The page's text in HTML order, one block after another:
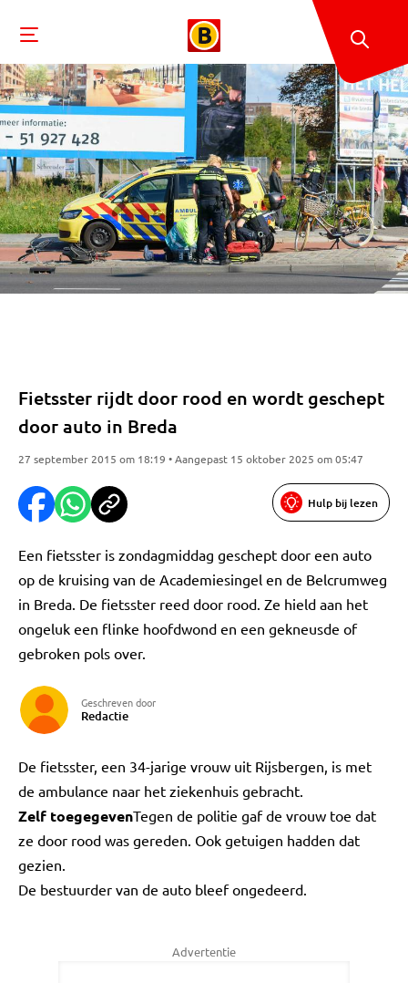
Fietsster rijdt door rood en wordt geschept
door auto in Breda
27 september 2015 om 18:19 • Aangepast 15 oktober 2025 om 05:47
Hulp bij lezen
Een fietsster is zondagmiddag geschept door een auto
op de kruising van de Academiesingel en de Belcrumweg
in Breda. De fietsster reed door rood. Ze hield aan het
ongeluk een flinke hoofdwond en een gekneusde of
gebroken pols over.
Geschreven door
Redactie
De fietsster, een 34-jarige vrouw uit Rijsbergen, is met
de ambulance naar het ziekenhuis gebracht.
Zelf toegegevenTegen de politie gaf de vrouw toe dat
ze door rood was gereden. Ook getuigen hadden dat
gezien.
De bestuurder van de auto bleef ongedeerd.
Advertentie